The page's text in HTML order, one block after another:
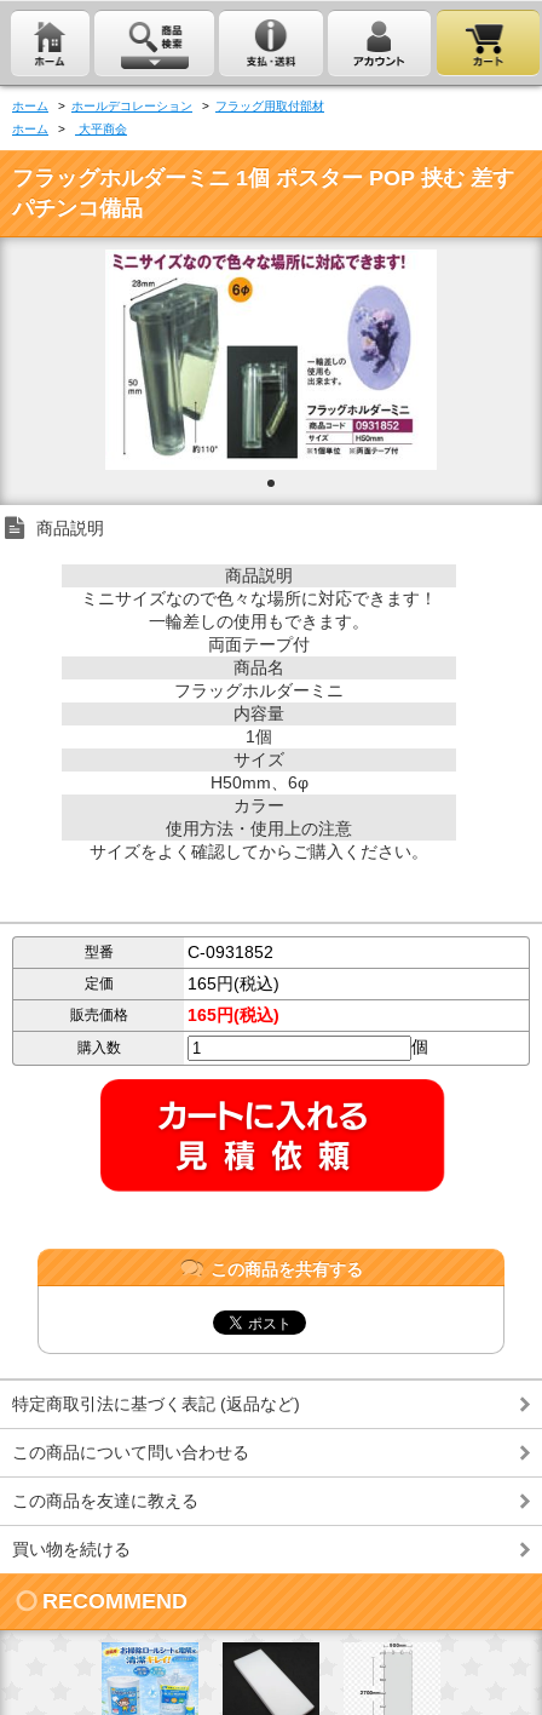
ホーム > ホールデコレーション > フラッグ用取付部材
ホーム
> 大平商会
フラッグホルダーミニ 1個 ポスター POP 挟む 差す
パチンコ備品
商品説明
商品説明
ミニサイズなので色々な場所に対応できます！
一輪差しの使用もできます。
両面テープ付
商品名
フラッグホルダーミニ
内容量
1個
サイズ
H50mm、6φ
カラー
使用方法・使用上の注意
サイズをよく確認してからご購入ください。
型番 C-0931852
定価 165円(税込)
販売価格 165円(税込)
購入数 個
この商品を共有する
特定商取引法に基づく表記 (返品など)
この商品について問い合わせる
この商品を友達に教える
買い物を続ける
RECOMMEND